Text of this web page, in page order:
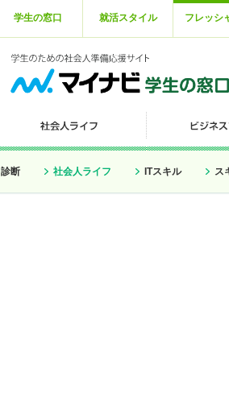
学生の窓口 就活スタイル フレッシ
診断 社会人ライフ ITスキル ス